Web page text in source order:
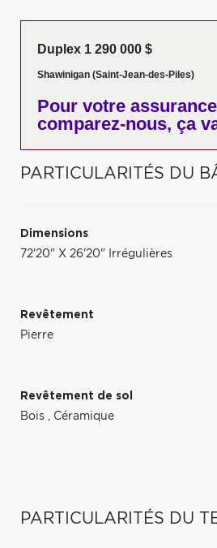
Duplex 1 290 000 $
Shawinigan (Saint-Jean-des-Piles)
Pour votre
comparez-nous, ça
PARTICULARITÉS DU
Dimensions
72'20" X 26'20" Irrégulières
Revêtement
Pierre
Revêtement de sol
Bois , Céramique
PARTICULARITÉS DU